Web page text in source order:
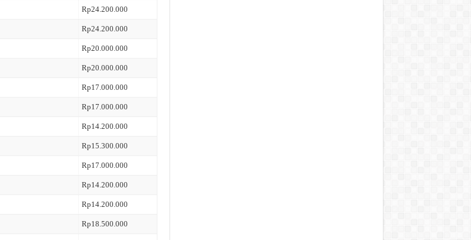
Rp24.200.000
Rp24.200.000
Rp20.000.000
Rp20.000.000
Rp17.000.000
Rp17.000.000
Rp14.200.000
Rp15.300.000
Rp17.000.000
Rp14.200.000
Rp14.200.000
Rp18.500.000